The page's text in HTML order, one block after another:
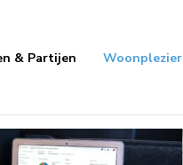
& Partijen Woonplezier